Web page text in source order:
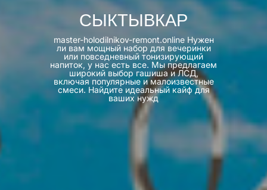
СЫКТЫВКАР
master-holodilnikov-remont.online Нужен
ли вам мощный набор для вечеринки
или повседневный тонизирующий
напиток, у нас есть все. Мы предлагаем
широкий выбор гашиша и ЛСД,
включая популярные и малоизвестные
смеси. Найдите идеальный кайф для
ваших нужд